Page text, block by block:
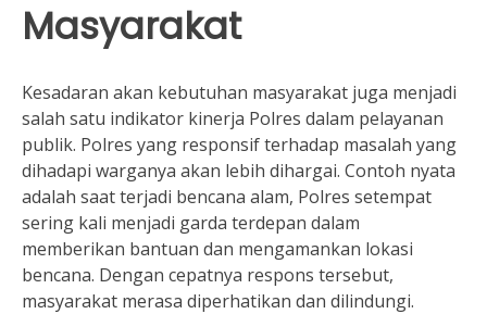
Masyarakat
Kesadaran akan kebutuhan masyarakat juga menjadi
salah satu indikator kinerja Polres dalam pelayanan
publik. Polres yang responsif terhadap masalah yang
dihadapi warganya akan lebih dihargai. Contoh nyata
adalah saat terjadi bencana alam, Polres setempat
sering kali menjadi garda terdepan dalam
memberikan bantuan dan mengamankan lokasi
bencana. Dengan cepatnya respons tersebut,
masyarakat merasa diperhatikan dan dilindungi.